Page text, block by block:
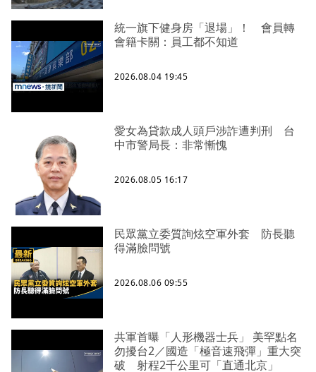
統一旗下健身房「退場」！ 會員轉
會籍卡關：員工都不知道
2026.08.04 19:45
愛女為貸款成人頭戶涉詐遭判刑 台
中市警局長：非常慚愧
2026.08.05 16:17
民眾黨立委質詢炫空軍外套 防長聽
得滿臉問號
2026.08.06 09:55
共軍首曝「人形機器士兵」 美罕點名
勿擾台2／國造「極音速飛彈」重大突
破 射程2千公里可「直通北京」